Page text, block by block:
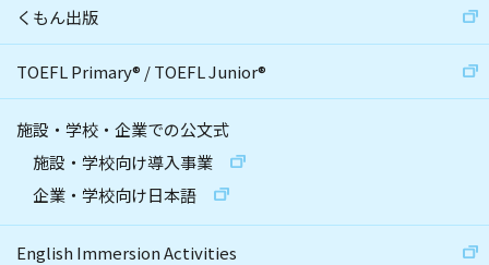
くもん出版
TOEFL Primary® /TOEFL Junior®
施設・学校・企業での公文式
施設・学校向け導入事業
企業・学校向け日本語
English Immersion Activities